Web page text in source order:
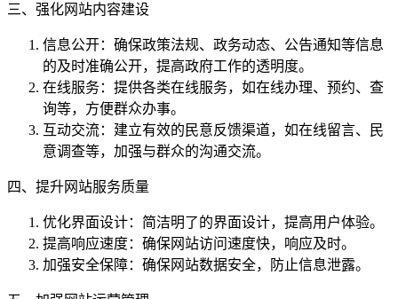
三、强化网站内容建设
信息公开：确保政策法规、政务动态、公告通知等信息
的及时准确公开，提高政府工作的透明度。
在线服务：提供各类在线服务，如在线办理、预约、查
询等，方便群众办事。
互动交流：建立有效的民意反馈渠道，如在线留言、民
意调查等，加强与群众的沟通交流。
四、提升网站服务质量
优化界面设计：简洁明了的界面设计，提高用户体验。
提高响应速度：确保网站访问速度快，响应及时。
加强安全保障：确保网站数据安全，防止信息泄露。